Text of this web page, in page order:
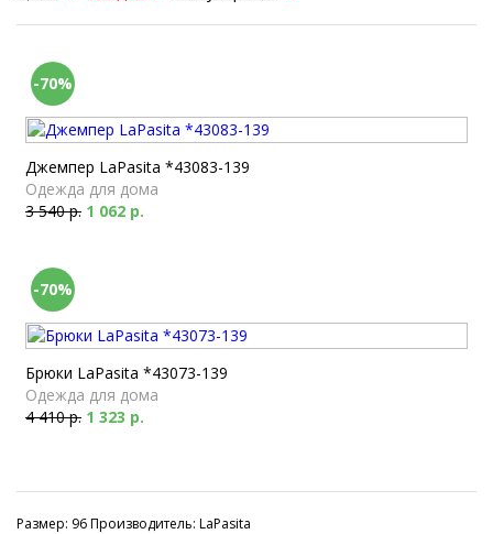
-70%
Джемпер LaPasita *43083-139
Одежда для дома
3 540 р. 1 062 р.
-70%
Брюки LaPasita *43073-139
Одежда для дома
4 410 р. 1 323 р.
Размер: 96 Производитель: LaPasita